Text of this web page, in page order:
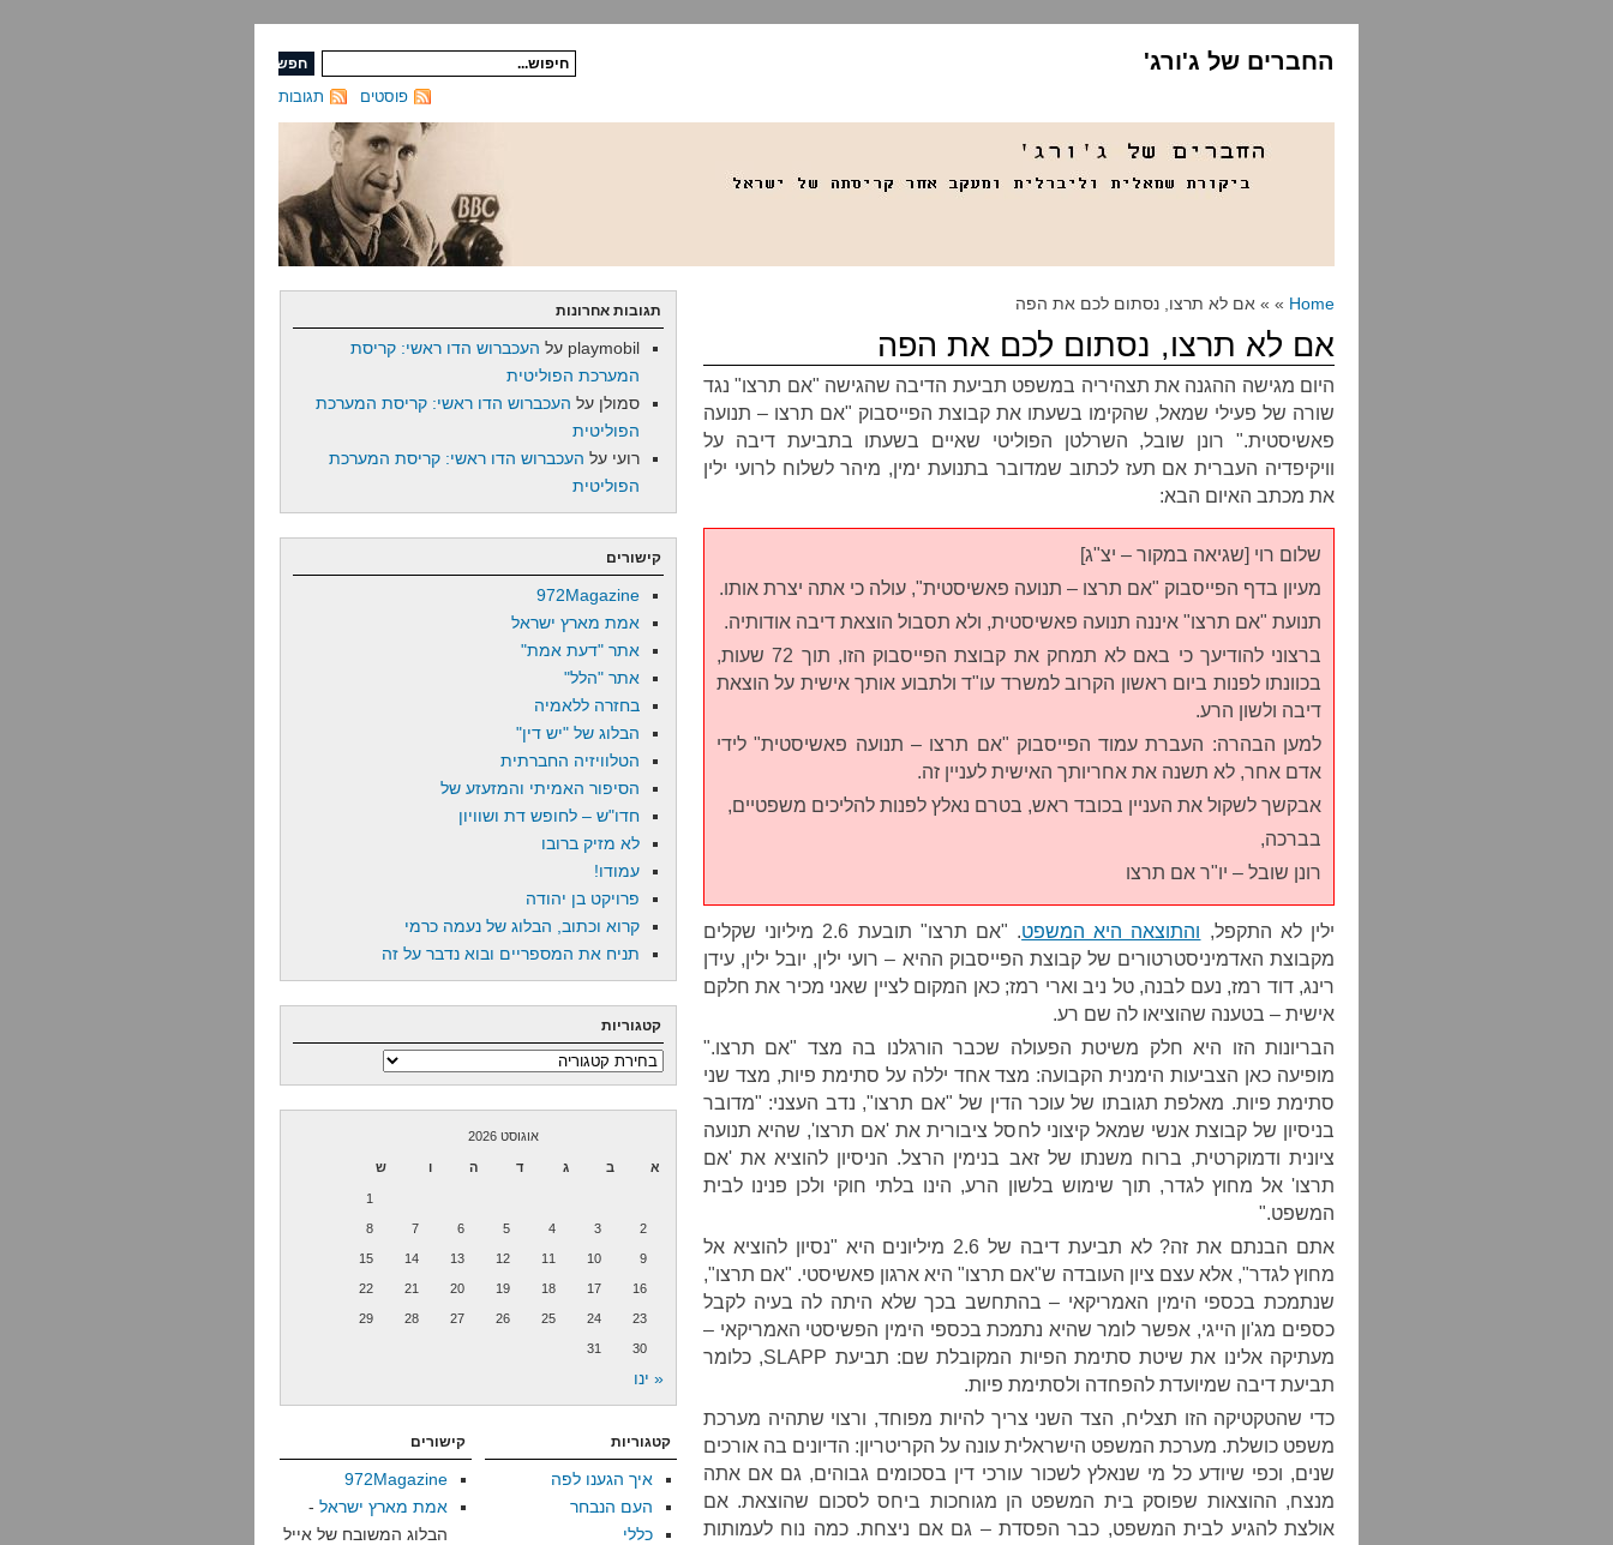
החברים של ג'ורג'
תגובות פוסטים
Home » » אם לא תרצו, נסתום לכם את הפה
אם לא תרצו, נסתום לכם את הפה
היום מגישה ההגנה את תצהיריה במשפט תביעת הדיבה שהגישה "אם תרצו" נגד
שורה של פעילי שמאל, שהקימו בשעתו את קבוצת הפייסבוק "אם תרצו – תנועה
פאשיסטית." רונן שובל, השרלטן הפוליטי שאיים בשעתו בתביעת דיבה על
וויקיפדיה העברית אם תעז לכתוב שמדובר בתנועת ימין, מיהר לשלוח לרועי ילין
את מכתב האיום הבא:
שלום רוי [שגיאה במקור – יצ"ג]
מעיון בדף הפייסבוק "אם תרצו – תנועה פאשיסטית", עולה כי אתה יצרת אותו.
תנועת "אם תרצו" איננה תנועה פאשיסטית, ולא תסבול הוצאת דיבה אודותיה.
ברצוני להודיעך כי באם לא תמחק את קבוצת הפייסבוק הזו, תוך 72 שעות,
בכוונתו לפנות ביום ראשון הקרוב למשרד עו"ד ולתבוע אותך אישית על הוצאת
דיבה ולשון הרע.
למען הבהרה: העברת עמוד הפייסבוק "אם תרצו – תנועה פאשיסטית" לידי
אדם אחר, לא תשנה את אחריותך האישית לעניין זה.
אבקשך לשקול את העניין בכובד ראש, בטרם נאלץ לפנות להליכים משפטיים,
בברכה,
רונן שובל – יו"ר אם תרצו
ילין לא התקפל, והתוצאה היא המשפט
. "אם תרצו" תובעת 2.6 מיליוני שקלים
מקבוצת האדמיניסטרטורים של קבוצת הפייסבוק ההיא – רועי ילין, יובל ילין, עידן
רינג, דוד רמז, נעם לבנה, טל ניב וארי רמז; כאן המקום לציין שאני מכיר את חלקם
אישית – בטענה שהוציאו לה שם רע.
הבריונות הזו היא חלק משיטת הפעולה שכבר הורגלנו בה מצד "אם תרצו."
מופיעה כאן הצביעות הימנית הקבועה: מצד אחד יללה על סתימת פיות, מצד שני
סתימת פיות. מאלפת תגובתו של עוכר הדין של "אם תרצו", נדב העצני: "מדובר
בניסיון של קבוצת אנשי שמאל קיצוני לחסל ציבורית את 'אם תרצו', שהיא תנועה
ציונית ודמוקרטית, ברוח משנתו של זאב בנימין הרצל. הניסיון להוציא את 'אם
תרצו' אל מחוץ לגדר, תוך שימוש בלשון הרע, הינו בלתי חוקי ולכן פנינו לבית
המשפט."
אתם הבנתם את זה? לא תביעת דיבה של 2.6 מיליונים היא "נסיון להוציא אל
מחוץ לגדר", אלא עצם ציון העובדה ש"אם תרצו" היא ארגון פאשיסטי. "אם תרצו",
שנתמכת בכספי הימין האמריקאי – בהתחשב בכך שלא היתה לה בעיה לקבל
כספים מג'ון הייגי, אפשר לומר שהיא נתמכת בכספי הימין הפשיסטי האמריקאי –
מעתיקה אלינו את שיטת סתימת הפיות המקובלת שם: תביעת SLAPP, כלומר
תביעת דיבה שמיועדת להפחדה ולסתימת פיות.
כדי שהטקטיקה הזו תצליח, הצד השני צריך להיות מפוחד, ורצוי שתהיה מערכת
משפט כושלת. מערכת המשפט הישראלית עונה על הקריטריון: הדיונים בה אורכים
שנים, וכפי שיודע כל מי שנאלץ לשכור עורכי דין בסכומים גבוהים, גם אם אתה
מנצח, ההוצאות שפוסק בית המשפט הן מגוחכות ביחס לסכום שהוצאת. אם
אולצת להגיע לבית המשפט, כבר הפסדת – גם אם ניצחת. כמה נוח לעמותות
תגובות אחרונות
playmobil על העכברוש הדו ראשי: קריסת
המערכת הפוליטית
סמולן על העכברוש הדו ראשי: קריסת המערכת
הפוליטית
רועי על העכברוש הדו ראשי: קריסת המערכת
הפוליטית
קישורים
972Magazine
אמת מארץ ישראל
אתר "דעת אמת"
אתר "הלל"
בחזרה ללאמיה
הבלוג של "יש דין"
הטלוויזיה החברתית
הסיפור האמיתי והמזעזע של
חדו"ש – לחופש דת ושוויון
לא מזיק ברובו
עמודו!
פרויקט בן יהודה
קרוא וכתוב, הבלוג של נעמה כרמי
תניח את המספריים ובוא נדבר על זה
קטגוריות
קטגוריות
אוגוסט 2026
א ב ג ד ה ו ש
1
2
3
4
5
6
7
8
9
10
11
12
13
14
15
16
17
18
19
20
21
22
23
24
25
26
27
28
29
30
31
« ינו
קטגוריות
איך הגענו לפה
העם הנבחר
כללי
קישורים
972Magazine
אמת מארץ ישראל -
הבלוג המשובח של אייל